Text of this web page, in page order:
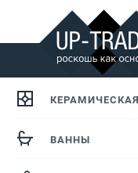
ВАННЫ